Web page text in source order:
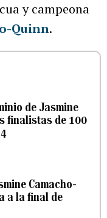
y campeona
Quinn.
de Jasmine
finalistas de 100
Camacho-
a la final de